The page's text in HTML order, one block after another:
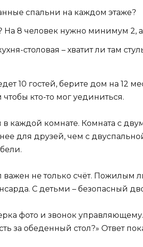
спальни на каждом этаже?
На 8 человек нужно минимум 2,
столовая – хватит ли там
10 гостей, берите дом на 12
кто-то мог уединиться.
в каждой комнате. Комната с
для друзей, чем с
не только счёт. Пожилым
С детьми – безопасный
фото и звонок
за обеденный стол?» Ответ